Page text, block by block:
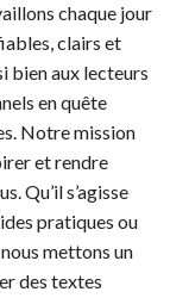
chaque jour
clairs et
bien aux lecteurs
en quête
Notre mission
et rendre
Qu’il s’agisse
pratiques ou
mettons un
des textes